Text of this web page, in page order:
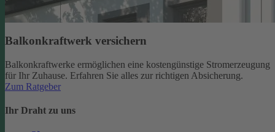
Balkonkraftwerk versichern
Balkonkraftwerke ermöglichen eine kostengünstige Stromerzeugung
für Ihr Zuhause. Erfahren Sie alles zur richtigen Absicherung.
Zum Ratgeber
Ihr Draht zu uns